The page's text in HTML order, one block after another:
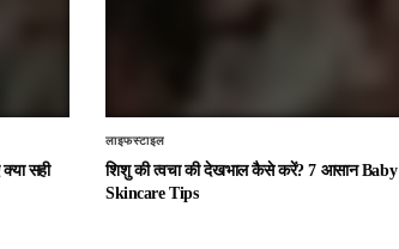
सही
लाइफस्टाइल
शिशु की त्वचा की देखभाल कैसे करें? 7 आसान Baby
Skincare Tips